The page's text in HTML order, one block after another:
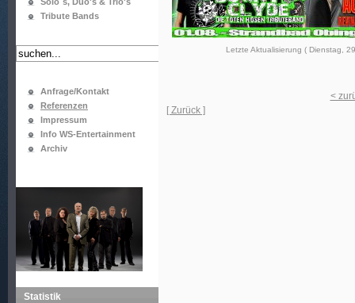
Tribute Bands
Anfrage/Kontakt
Referenzen
Impressum
Info WS-Entertainment
Archiv
Statistik
Letzte Aktualisierung ( Dienstag,
<
[ Zurück ]